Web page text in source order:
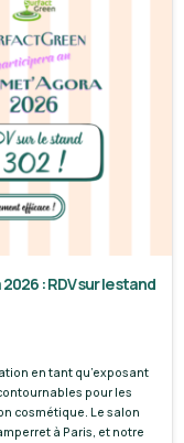
: RDV sur le stand
en tant qu’exposant
pour les
cosmétique. Le salon
à Paris, et notre